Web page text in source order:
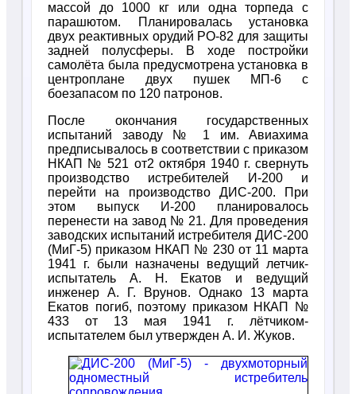
массой до 1000 кг или одна торпеда с
парашютом. Планировалась установка
двух реактивных орудий РО-82 для защиты
задней полусферы. В ходе постройки
самолёта была предусмотрена установка в
центроплане двух пушек МП-6 с
боезапасом по 120 патронов.
После окончания государственных
испытаний заводу № 1 им. Авиахима
предписывалось в соответствии с приказом
НКАП № 521 от2 октября 1940 г. свернуть
производство истребителей И-200 и
перейти на производство ДИС-200. При
этом выпуск И-200 планировалось
перенести на завод № 21. Для проведения
заводских испытаний истребителя ДИС-200
(МиГ-5) приказом НКАП № 230 от 11 марта
1941 г. были назначены ведущий летчик-
испытатель А. Н. Екатов и ведущий
инженер А. Г. Врунов. Однако 13 марта
Екатов погиб, поэтому приказом НКАП №
433 от 13 мая 1941 г. лётчиком-
испытателем был утвержден А. И. Жуков.